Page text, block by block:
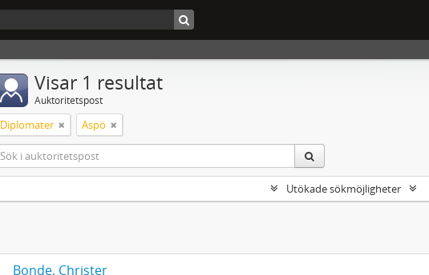
Visar 1 resultat
Auktoritetspost
Diplomater Aspö
Utökade sökmöjligheter
Bonde, Christer